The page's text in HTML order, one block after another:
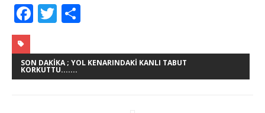
F
c
e
T
it
te
ar
e
SON DAKIKA ; YOL KENARINDAKI KANLI TABUT
KORKUTTU.......